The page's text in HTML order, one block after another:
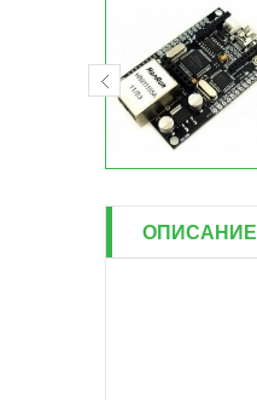
ОПИСАНИЕ